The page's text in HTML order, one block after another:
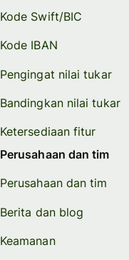
Kode Swift/BIC
Kode IBAN
Pengingat nilai tukar
Bandingkan nilai tukar
Ketersediaan fitur
Perusahaan dan tim
Perusahaan dan tim
Berita dan blog
Keamanan